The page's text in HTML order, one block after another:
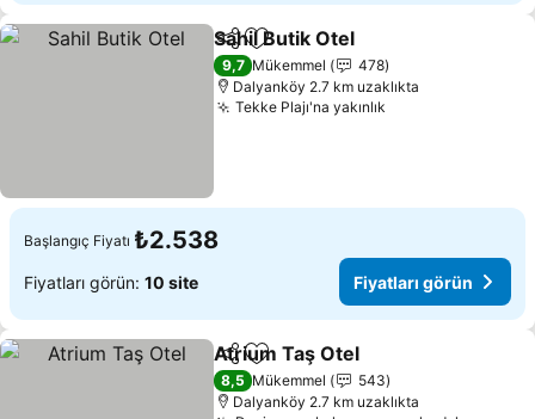
PaylaşFavorilerime ekle
Sahil Butik Otel
9,7 Mükemmel
478
Dalyanköy 2.7 km uzaklıkta
Tekke Plajı'na yakınlık
Başlangıç Fiyatı ₺2.538
Fiyatları görün: 10 site Fiyatları görün
PaylaşFavorilerime ekle
Atrium Taş Otel
8,5 Mükemmel
543
Dalyanköy 2.7 km uzaklıkta